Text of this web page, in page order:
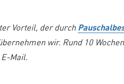
Vorteil, der durch
wir. Rund 10
Mail.